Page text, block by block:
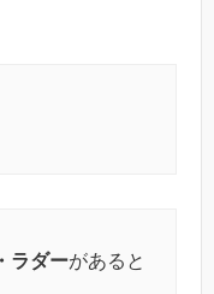
ラダーがあると